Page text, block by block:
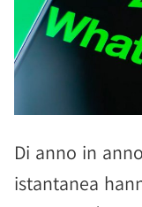
Di anno in
istantanea